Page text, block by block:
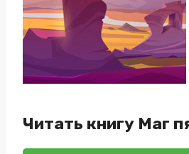
Читать книгу Маг